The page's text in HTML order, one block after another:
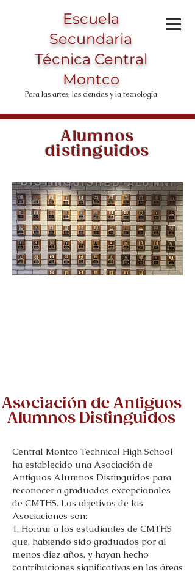
Escuela
Secundaria
Técnica Central
Montco
Para las artes, las ciencias y la tecnología
Alumnos
distinguidos
Asociación de Antiguos
Alumnos Distinguidos
Central Montco Technical High School
ha establecido una Asociación de
Antiguos Alumnos Distinguidos para
reconocer a graduados excepcionales
de CMTHS. Los objetivos de las
Asociaciones son:
1. Honrar a los estudiantes de CMTHS
que, habiendo sido graduados por al
menos diez años, y hayan hecho
contribuciones significativas en las áreas